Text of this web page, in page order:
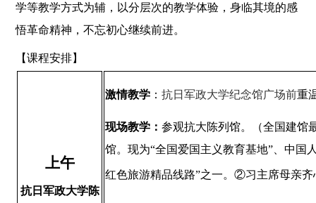
学等教学方式为辅，以分层次的教学体验，身临其境的感
悟革命精神，不忘初心继续前进。
【课程安排】
上午
抗日军政大学陈
激情教学： 抗日军政大学纪念馆广场前重
现场教学： 参观抗大陈列馆。 （全国建馆
馆。现为“全国爱国主义教育基地”、中国
红色旅游精品线路”之一。②习主席母亲齐